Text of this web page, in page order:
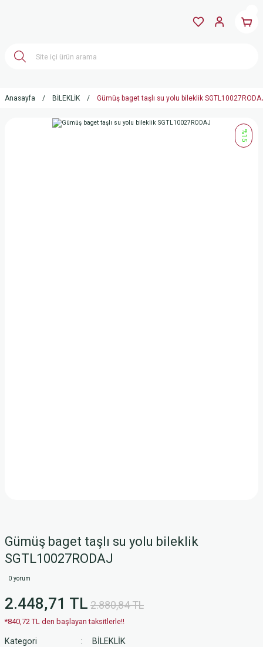
Anasayfa BİLEKLİK Gümüş baget taşlı su yolu bileklik
%15
Gümüş baget taşlı su yolu bileklik
SGTL10027RODAJ
0 yorum
2.448,71 TL 2.880,84 TL
*840,72 TL den başlayan taksitlerle!!
Kategori
BİLEKLİK